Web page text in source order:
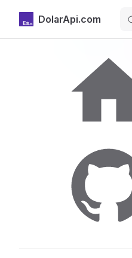
Skip to content
DolarApi.com